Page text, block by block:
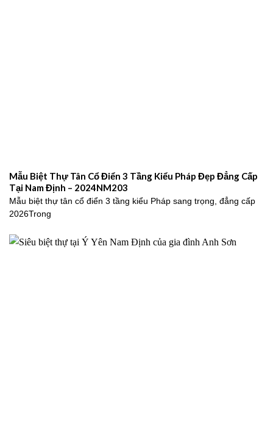
Mẫu Biệt Thự Tân Cổ Điển 3 Tầng Kiểu Pháp Đẹp Đẳng Cấp
Tại Nam Định – 2024NM203
Mẫu biệt thự tân cổ điển 3 tầng kiểu Pháp sang trọng, đẳng cấp
2026Trong